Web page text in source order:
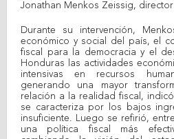
Jonathan Menkos Zeissig,
Durante su intervención,
económico y social del país, el
fiscal para la democracia y el
Honduras las actividades
intensivas en recursos
generando una mayor
relación a la realidad fiscal,
se caracteriza por los bajos
insuficiente. Luego se refirió,
una política fiscal más